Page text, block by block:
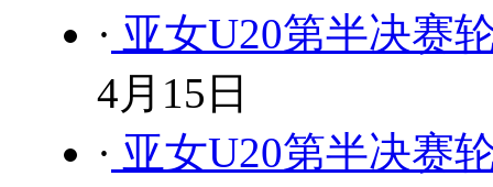
· 亚女U20第半决赛
4月15日
· 亚女U20第半决赛